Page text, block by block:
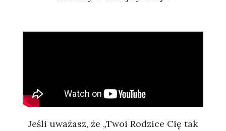
Jeśli uważasz, że „Twoi Rodzice Cię tak